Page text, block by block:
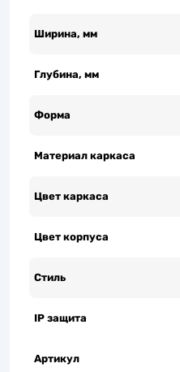
Ширина, мм
Глубина, мм
Форма
Материал каркаса
Цвет каркаса
Цвет корпуса
Стиль
IP защита
Артикул